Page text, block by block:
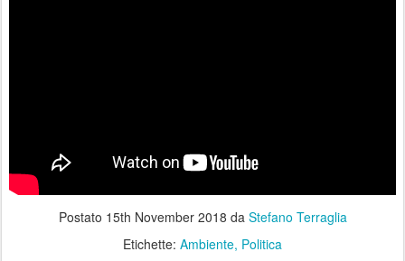
Postato 15th November 2018 da Stefano Terraglia
Etichette: Ambiente Politica